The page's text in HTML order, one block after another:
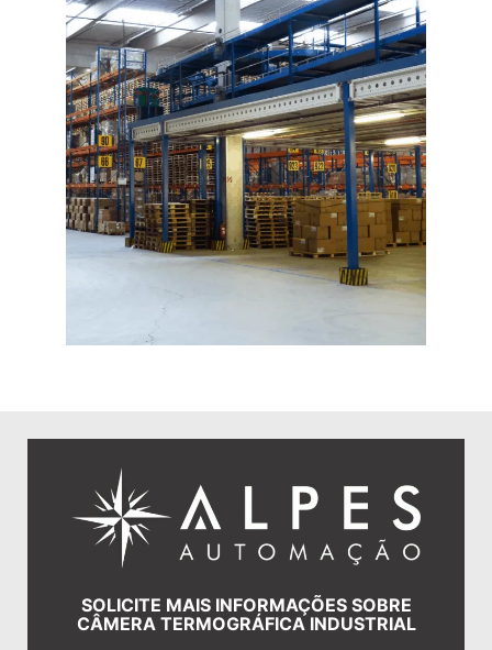
SOLICITE MAIS INFORMAÇÕES SOBRE
CÂMERA TERMOGRÁFICA INDUSTRIAL